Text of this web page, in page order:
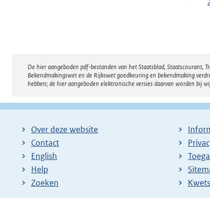
Disclaimer
De hier aangeboden pdf-bestanden van het Staatsblad, Staatscourant,
Bekendmakingswet en de Rijkswet goedkeuring en bekendmaking
hebben; de hier aangeboden elektronische versies daarvan worden bij
Over deze website
Contact
English
Help
Zoeken
E